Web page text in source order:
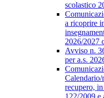
scolastico
a ricoprire
2026/2027
Avviso n.
per a.s.
recupero,